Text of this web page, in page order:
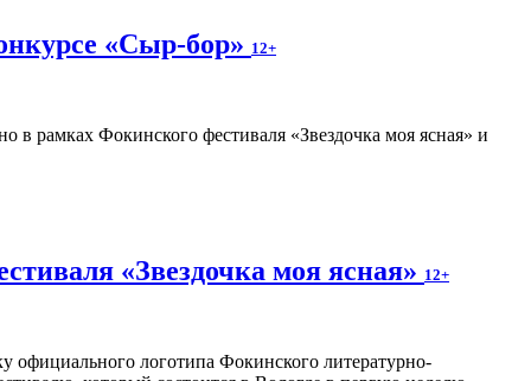
«Сыр-бор» 12+
в рамках Фокинского фестиваля «Звездочка моя ясная» и
«Звездочка моя ясная» 12+
официального логотипа Фокинского литературно-